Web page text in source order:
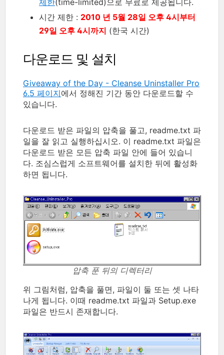
제한(time-limited)으로 무료로 제공됩니다.
시간 제한 : 2010 년 5월 28일 오후 4시부터
29일 오후 4시까지 (한국 시간)
다운로드 및 설치
Giveaway of the Day - Cleanse Uninstaller Pro
6.5 페이지에서 정해진 기간 동안 다운로드할 수
있습니다.
다운로드 받은 파일의 압축을 풀고, readme.txt 파
일을 잘 읽고 실행하십시오. 이 readme.txt 파일은
다운로드 받은 모든 압축 파일 안에 들어 있습니
다. 조심스럽게 소프트웨어를 설치한 뒤에 활성화
하면 됩니다.
압축 푼 뒤의 디렉터리
위 그림처럼, 압축을 풀면, 파일이 둘 또는 셋 나타
나게 됩니다. 이때 readme.txt 파일과 Setup.exe
파일은 반드시 존재합니다.